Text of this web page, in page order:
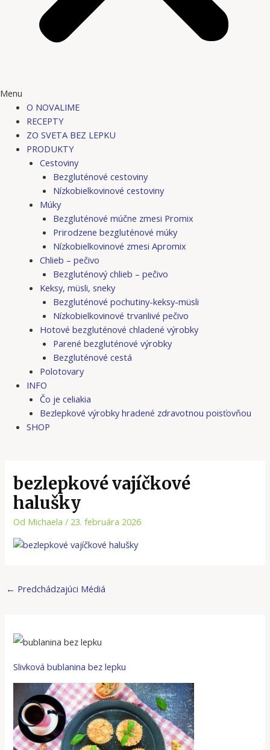
Menu
O NOVALIME
RECEPTY
ZO SVETA BEZ LEPKU
PRODUKTY
Cestoviny
Bezgluténové cestoviny
Nízkobielkovinové cestoviny
Múky
Bezgluténové múčne zmesi Promix
Prirodzene bezgluténové múky
Nízkobielkovinové zmesi Apromix
Chlieb – pečivo
Bezgluténový chlieb – pečivo
Keksy, müsli, sneky
Bezgluténové pochutiny-keksy-müsli
Nízkobielkovinové trvanlivé pečivo
Hotové bezgluténové chladené výrobky
Parené bezgluténové výrobky
Bezgluténové cestá
Polotovary
INFO
Čo je celiakia
Bezlepkové výrobky hradené zdravotnou poisťovňou
SHOP
bezlepkové vajíčkové
halušky
Od Michaela/ 23. februára 2026
← Predchádzajúci Médiá
Slivková bublanina bez lepku